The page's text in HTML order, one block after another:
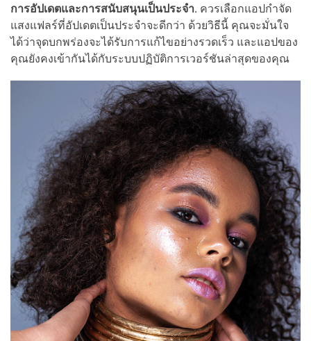
การอัปเดตและการสนับสนุนเป็นประจำ. ควรเลือกแอปกำจัด
แสงแฟลร์ที่อัปเดตเป็นประจำจะดีกว่า ด้วยวิธีนี้ คุณจะมั่นใจ
ได้ว่าจุดบกพร่องจะได้รับการแก้ไขอย่างรวดเร็ว และแอปของ
คุณยังคงเข้ากันได้กับระบบปฏิบัติการเวอร์ชันล่าสุดของคุณ